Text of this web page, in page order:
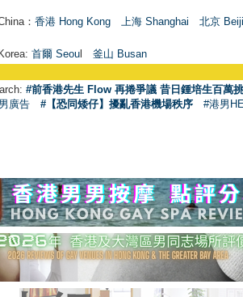
： 香港 Hong Kong 上海 Shanghai
北京
首爾 Seoul 釜山 Busan
#前香港先生 Flow 再捲爭議 昔日鍾培生百萬
廣告
#【恐同矮仔】擾亂香港機場秩序 #港男